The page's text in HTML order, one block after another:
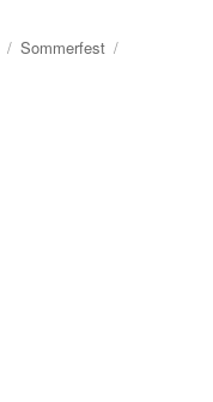
Schlagwörter
Sommerfest